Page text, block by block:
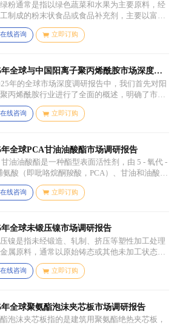
粉通常是指以绿色蔬菜和水果为主要原料，经
制成的粉末状食品或食品补充剂，主要以富含
素、膳食纤维、维生素、矿物质等营养成分的绿
和水果为原料，常见的包括菠菜、羽衣甘蓝、
时也会搭配其他颜色的蔬果（如胡萝卜、甜菜
以丰富营养等绿色水果。
在线咨询 立即订购
年全球与中国阳离子聚丙烯酰胺市场深度调
：行业趋势与投资前景分析
年的全球市场深度调研报告中，我们首先对阳
丙烯酰胺行业进行了全面的概述，明确了市场
与应用场景。通过对细分产品的定义与特点进行
析，我们揭示了关键应用场景及其客群洞察。
在线咨询 立即订购
年全球PCA甘油油酸酯市场调研报告
甘油油酸酯是一种酯型表面活性剂，由 5 - 氧代 -
氨酸（即吡咯烷酮羧酸，PCA）、甘油和油酸通
学反应生成，化学名称为 5 - 氧代 - L - 脯氨酸 2 -
3-(油酰氧基) 丙酯，分子式为 C26H45NO6，分
皂化反应得到脂肪酸盐，再经过酸化、酯化等
反应，将甘油与油酸结合，并引入 PCA 基团，
到 PCA 甘油油酸酯。
在线咨询 立即订购
年全球未锻压镍市场调研报告
镍是指未经锻造、轧制、挤压等塑性加工处理
属原料，通常以原始铸态或其他未加工状态存
一般为块状、锭状、粒状或其他铸造成型的原始
表面可能保留铸造过程中形成的粗糙纹理或缺
能，质地较脆且强度较低。
在线咨询 立即订购
年全球聚氨酯泡沫夹芯板市场调研报告
泡沫夹芯板指的是建筑用聚氨酯绝热夹芯板，